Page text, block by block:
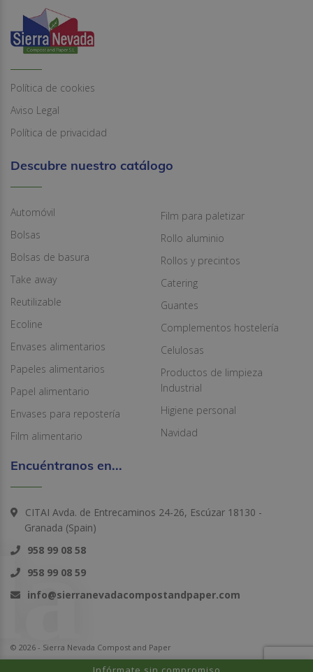
Política de cookies
Aviso Legal
Política de privacidad
Descubre nuestro catálogo
Automóvil
Bolsas
Bolsas de basura
Take away
Reutilizable
Ecoline
Envases alimentarios
Papeles alimentarios
Papel alimentario
Envases para repostería
Film alimentario
Film para paletizar
Rollo aluminio
Rollos y precintos
Catering
Guantes
Complementos hostelería
Celulosas
Productos de limpieza
Industrial
Higiene personal
Navidad
Encuéntranos en...
CITAI Avda. de Entrecaminos 24-26, Escúzar 18130 -
Granada (Spain)
958 99 08 58
958 99 08 59
info@sierranevadacompostandpaper.com
© 2026 - Sierra Nevada Compost and Paper